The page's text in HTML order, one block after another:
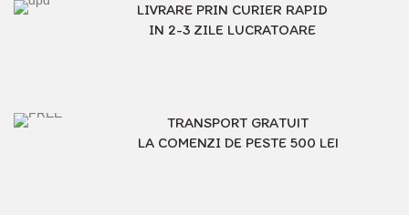
LIVRARE PRIN CURIER RAPID
IN 2-3 ZILE LUCRATOARE
TRANSPORT GRATUIT
LA COMENZI DE PESTE 500 LEI